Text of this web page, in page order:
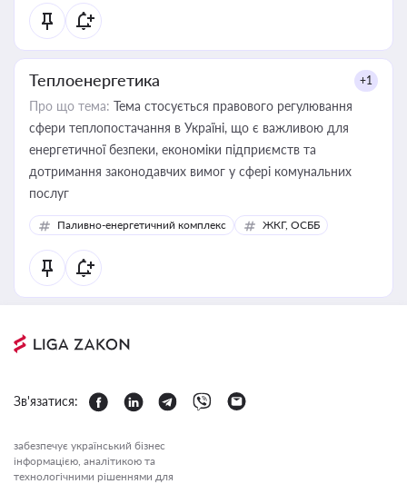
Теплоенергетика +1
Про що тема: Тема стосується правового регулювання
сфери теплопостачання в Україні, що є важливою для
енергетичної безпеки, економіки підприємств та
дотримання законодавчих вимог у сфері комунальних
послуг
Паливно-енергетичний комплекс ЖКГ, ОСББ
Зв'язатися:
забезпечує український бізнес
інформацією, аналітикою та
технологічними рішеннями для